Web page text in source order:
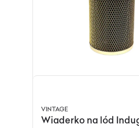
VINTAGE
Wiaderko na lód